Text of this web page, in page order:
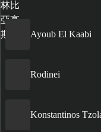
Ayoub El Kaabi
Rodinei
Konstantinos